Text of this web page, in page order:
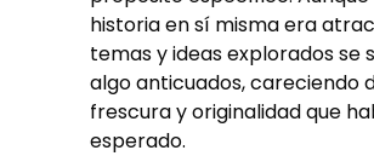
historia en sí misma era
temas y ideas explorados se
algo anticuados, careciendo
frescura y originalidad que
esperado.